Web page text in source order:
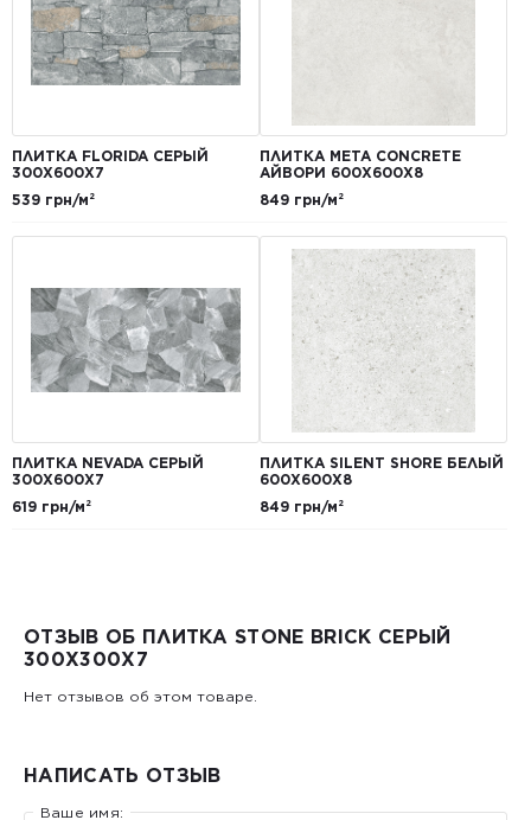
ПЛИТКА FLORIDA СЕРЫЙ
300Х600Х7
539 грн/м²
ПЛИТКА META CONCRETE
АЙВОРИ 600Х600Х8
849 грн/м²
ПЛИТКА NEVADA СЕРЫЙ
300Х600Х7
619 грн/м²
ПЛИТКА SILENT SHORE БЕЛЫЙ
600Х600Х8
849 грн/м²
ОТЗЫВ ОБ ПЛИТКА STONE BRICK СЕРЫЙ
300Х300X7
Нет отзывов об этом товаре.
НАПИСАТЬ ОТЗЫВ
Ваше имя: